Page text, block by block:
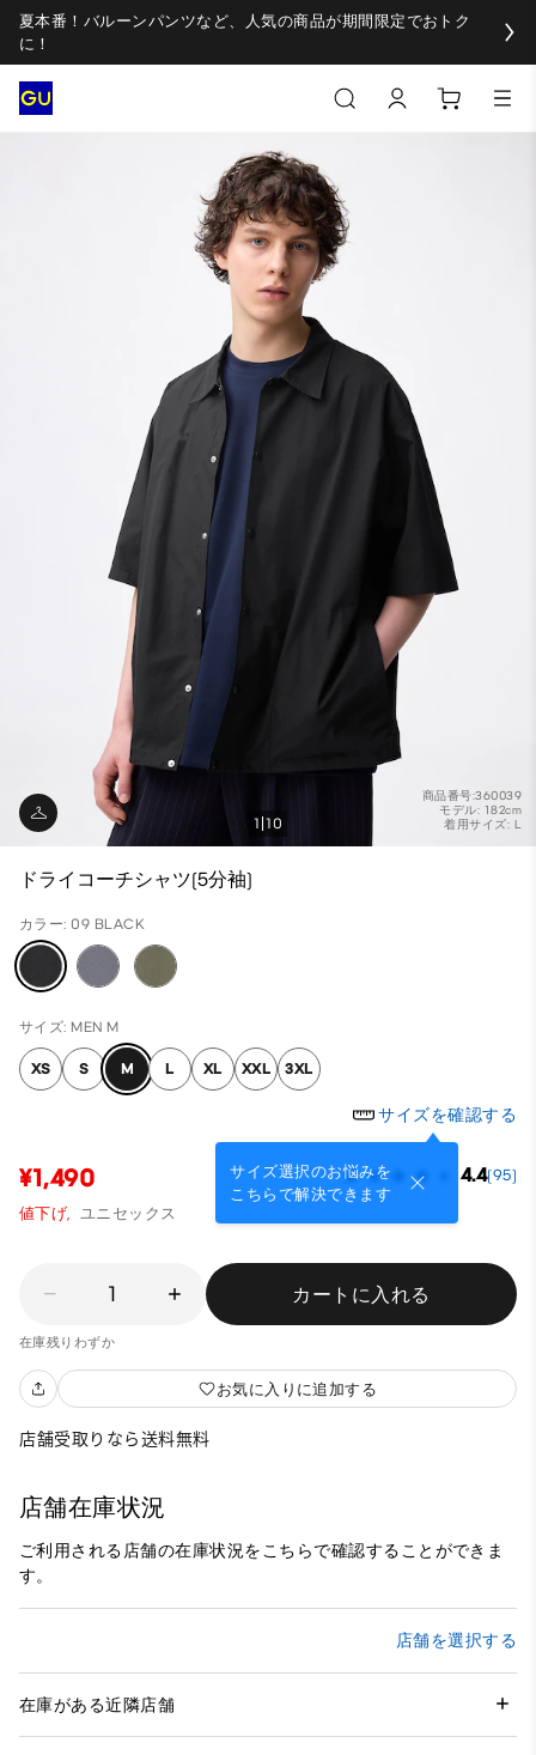
夏本番！バルーンパンツなど、人気の商品が期間限定でおトク
に！
商品番号:360039
モデル: 182cm
着用サイズ: L
1 10
ドライコーチシャツ(5分袖)
カラー: 09 BLACK
サイズ: MEN M
XS S M L XL XXL 3XL
サイズを確認する
サイズ選択のお悩みを
こちらで解決できます
¥1,490 4.4(95)
値下げ, ユニセックス
1 カートに入れる
在庫残りわずか
お気に入りに追加する
店舗受取りなら送料無料
店舗在庫状況
ご利用される店舗の在庫状況をこちらで確認することができま
す。
店舗を選択する
在庫がある近隣店舗